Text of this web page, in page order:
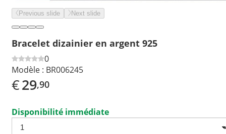
Previous slide Next slide
Bracelet dizainier en argent 925
0
Modèle : BR006245
€29,90
Disponibilité immédiate